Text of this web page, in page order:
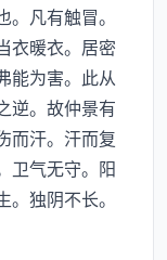
凡有触冒。
衣暖衣。居密
能为害。此从
逆。故仲景有
而汗。汗而复
卫气无守。阳
独阴不长。